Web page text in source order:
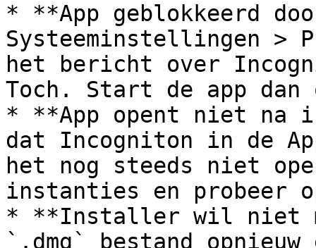
* **App geblokkeerd
Systeeminstellingen >
het bericht over
Toch. Start de app dan
* **App opent niet na
dat Incogniton in de
het nog steeds niet
instanties en probeer
* **Installer wil niet
`.dmg` bestand